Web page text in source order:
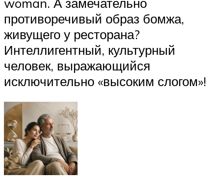
противоречивый образ бомжа,
живущего у ресторана?
Интеллигентный, культурный
человек, выражающийся
исключительно «высоким слогом»!